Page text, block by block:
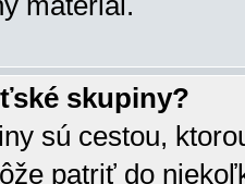
skupiny?
sú cestou,
patriť do